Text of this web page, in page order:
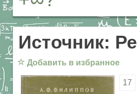
Источник:
☆ Добавить в избранное
17